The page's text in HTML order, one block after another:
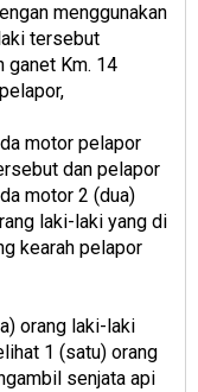
menggunakan
tersebut
ganet Km. 14
motor pelapor
dan pelapor
motor 2 (dua)
laki-laki yang di
kearah pelapor
orang laki-laki
1 (satu) orang
senjata api